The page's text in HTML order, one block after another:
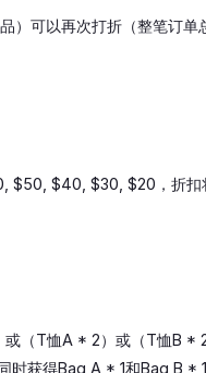
可以再次打折（整笔订单
$50, $40, $30, $20，折扣
（T恤A * 2）或（T恤B * 2
获得Bag A * 1和Bag B * 1